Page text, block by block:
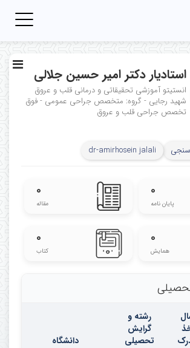
استادیار دکتر امیر حسین جلالی
انستیتو آموزشی تحقیقاتی و درمانی قلب و عروق
شهید رجایی - گروه: متخصص جراحی عمومی - فوق
تخصص جراحی قلب و عروق
dr-amirhosein jalali
۰
پایان نامه
۰
مقاله
۰
همایش
۰
کتاب
رشته و
گرایش
تحصیلی
دانشگاه